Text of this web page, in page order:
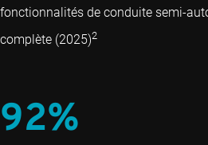
fonctionnalités de conduite semi-
complète (2025)2
92%